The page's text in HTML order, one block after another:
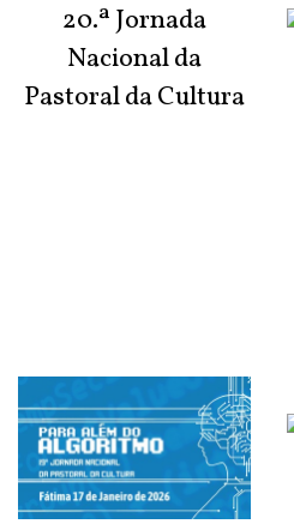
20.ª Jornada
Nacional da
Pastoral da Cultura